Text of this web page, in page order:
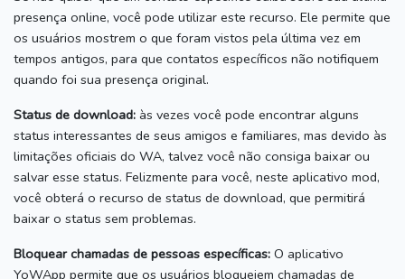
presença online, você pode utilizar este recurso. Ele permite que
os usuários mostrem o que foram vistos pela última vez em
tempos antigos, para que contatos específicos não notifiquem
quando foi sua presença original.
Status de download: às vezes você pode encontrar alguns
status interessantes de seus amigos e familiares, mas devido às
limitações oficiais do WA, talvez você não consiga baixar ou
salvar esse status. Felizmente para você, neste aplicativo mod,
você obterá o recurso de status de download, que permitirá
baixar o status sem problemas.
Bloquear chamadas de pessoas específicas: O aplicativo
YoWApp permite que os usuários bloqueiem chamadas de